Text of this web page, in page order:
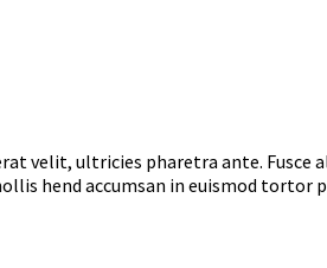
velit, ultricies pharetra ante. Fusce
hend accumsan in euismod tortor